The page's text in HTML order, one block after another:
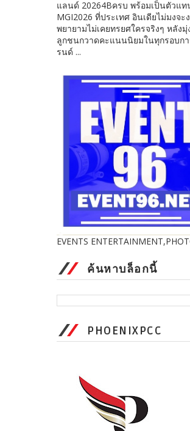
แลนด์ 20264Bครบ พร้อมเป็นตัวแท
MGI2026 ที่ประเทศ อินเดียไม่มงจะ
พยายามไม่เคยทรยศใครจริงๆ หลัง
ลูกชนกวาดคะแนนนิยมในทุกรอบก
รนด์ ...
EVENTS
ค้นหาบล็อกนี้
PHOENIXPCC